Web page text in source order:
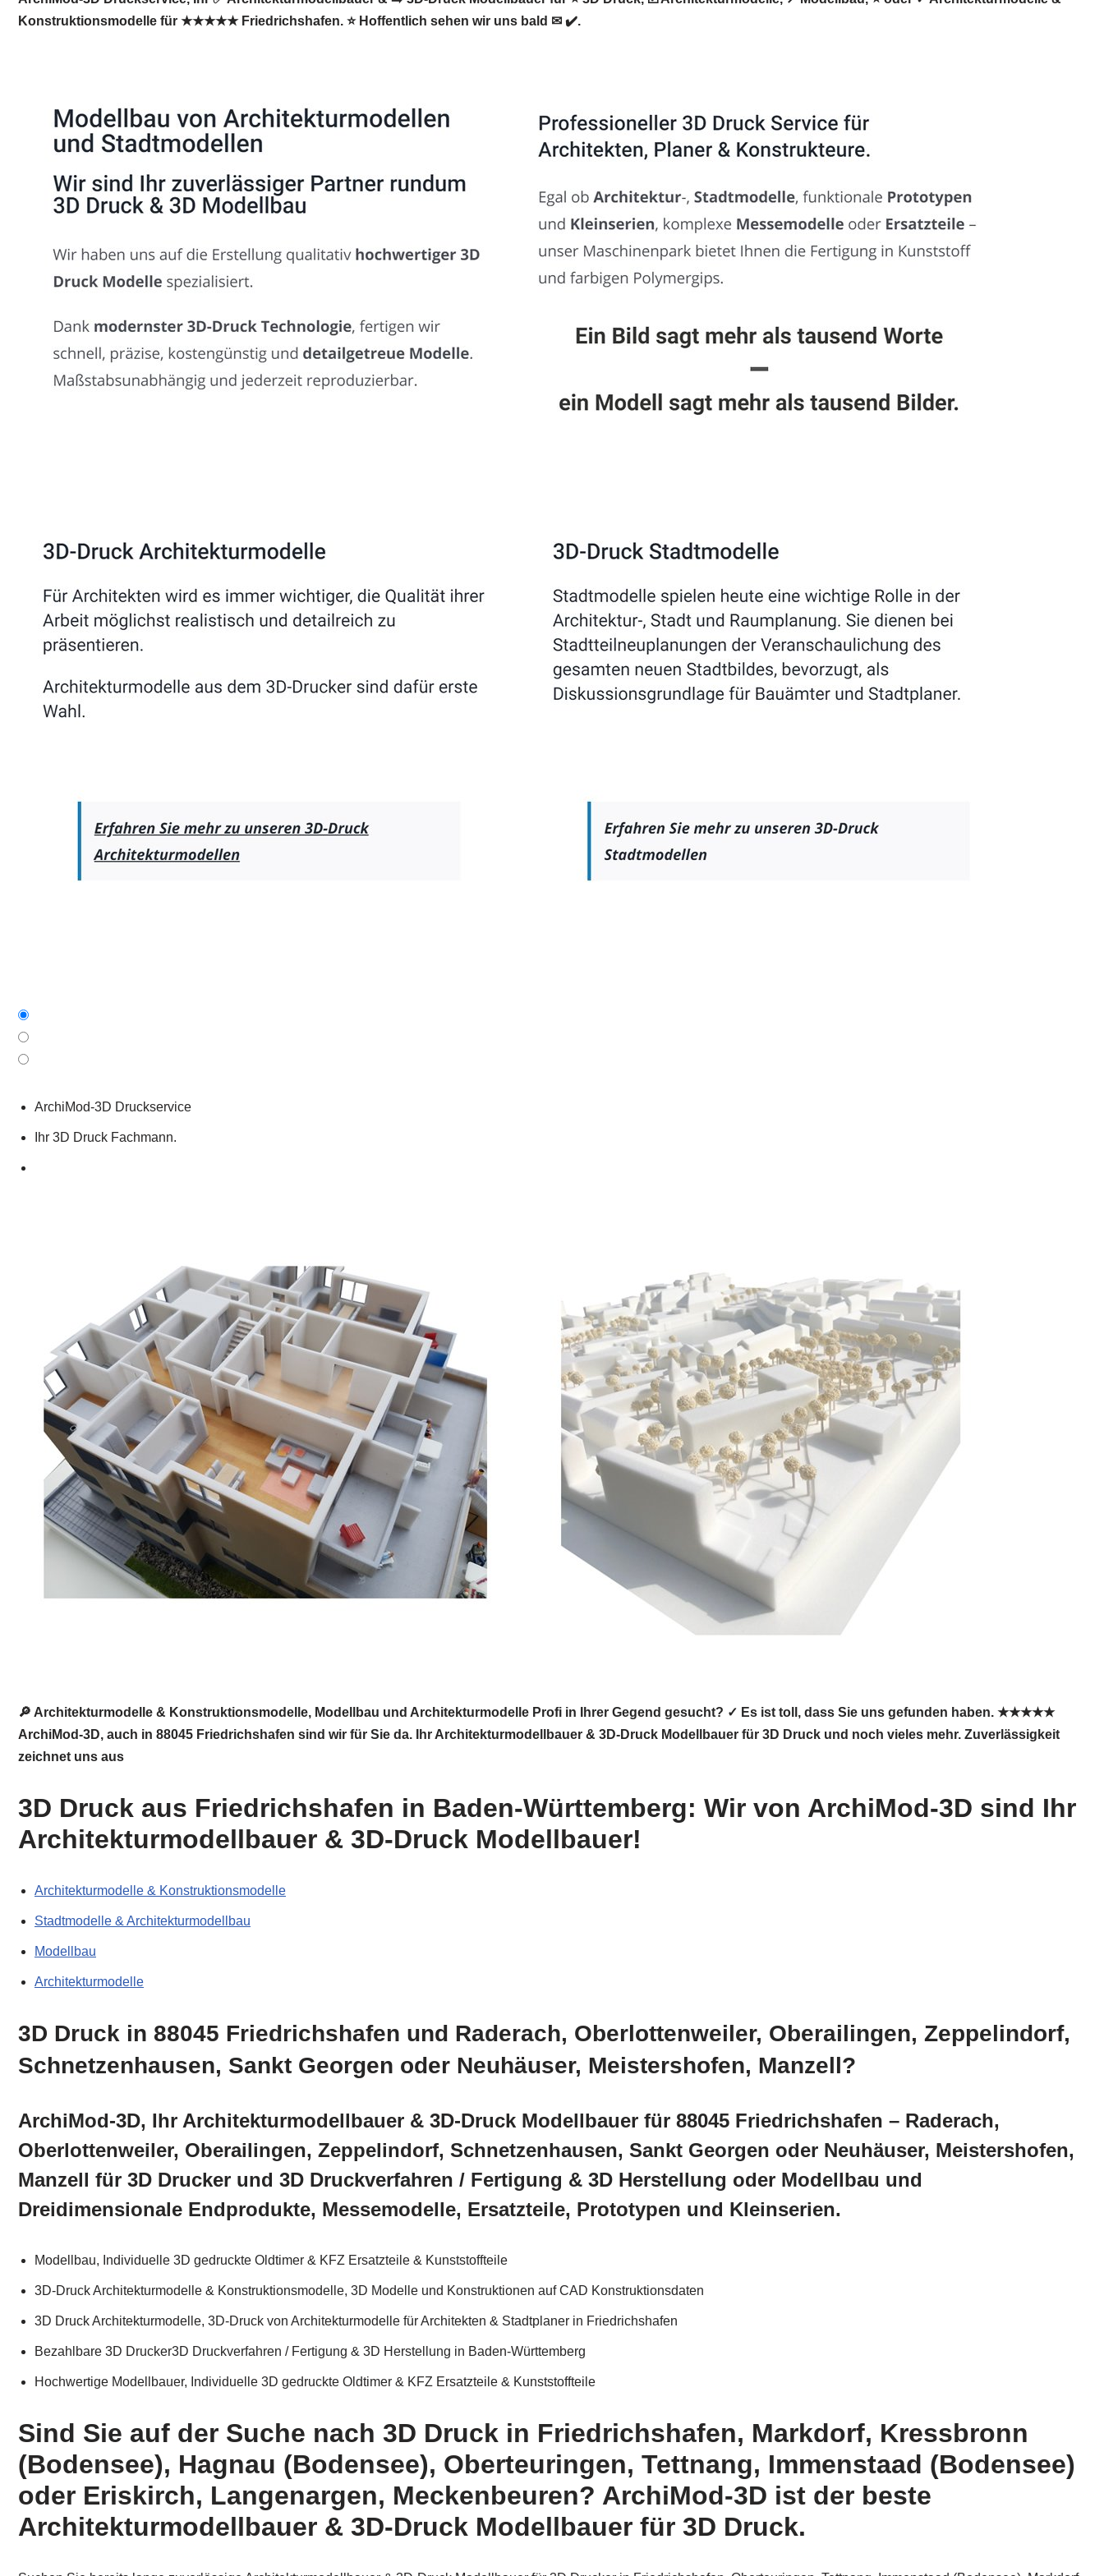
Konstruktionsmodelle für ★★★★★ Friedrichshafen. ⭐ Hoffentlich sehen wir uns bald ✉ ✔️.
ArchiMod-3D Druckservice
Ihr 3D Druck Fachmann.
🔎 Architekturmodelle & Konstruktionsmodelle, Modellbau und Architekturmodelle Profi in Ihrer Gegend gesucht? ✓ Es ist toll, dass Sie uns gefunden haben. ★★★★★
ArchiMod-3D, auch in 88045 Friedrichshafen sind wir für Sie da. Ihr Architekturmodellbauer & 3D-Druck Modellbauer für 3D Druck und noch vieles mehr. Zuverlässigkeit
zeichnet uns aus
3D Druck aus Friedrichshafen in Baden-Württemberg: Wir von ArchiMod-3D sind Ihr
Architekturmodellbauer & 3D-Druck Modellbauer!
Architekturmodelle & Konstruktionsmodelle
Stadtmodelle & Architekturmodellbau
Modellbau
Architekturmodelle
3D Druck in 88045 Friedrichshafen und Raderach, Oberlottenweiler, Oberailingen, Zeppelindorf,
Schnetzenhausen, Sankt Georgen oder Neuhäuser, Meistershofen, Manzell?
ArchiMod-3D, Ihr Architekturmodellbauer & 3D-Druck Modellbauer für 88045 Friedrichshafen – Raderach,
Oberlottenweiler, Oberailingen, Zeppelindorf, Schnetzenhausen, Sankt Georgen oder Neuhäuser, Meistershofen,
Manzell für 3D Drucker und 3D Druckverfahren / Fertigung & 3D Herstellung oder Modellbau und
Dreidimensionale Endprodukte, Messemodelle, Ersatzteile, Prototypen und Kleinserien.
Modellbau, Individuelle 3D gedruckte Oldtimer & KFZ Ersatzteile & Kunststoffteile
3D-Druck Architekturmodelle & Konstruktionsmodelle, 3D Modelle und Konstruktionen auf CAD Konstruktionsdaten
3D Druck Architekturmodelle, 3D-Druck von Architekturmodelle für Architekten & Stadtplaner in Friedrichshafen
Bezahlbare 3D Drucker3D Druckverfahren / Fertigung & 3D Herstellung in Baden-Württemberg
Hochwertige Modellbauer, Individuelle 3D gedruckte Oldtimer & KFZ Ersatzteile & Kunststoffteile
Sind Sie auf der Suche nach 3D Druck in Friedrichshafen, Markdorf, Kressbronn
(Bodensee), Hagnau (Bodensee), Oberteuringen, Tettnang, Immenstaad (Bodensee)
oder Eriskirch, Langenargen, Meckenbeuren? ArchiMod-3D ist der beste
Architekturmodellbauer & 3D-Druck Modellbauer für 3D Druck.